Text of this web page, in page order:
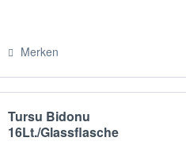
Merken
Tursu Bidonu
16Lt./Glassflasche